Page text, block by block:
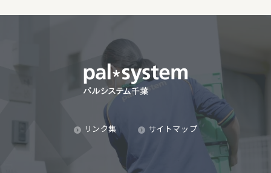
リンク集 サイトマップ